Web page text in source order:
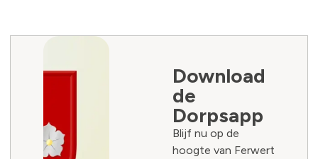
Download
de
Dorpsapp
Blijf nu op de
hoogte van Ferwert